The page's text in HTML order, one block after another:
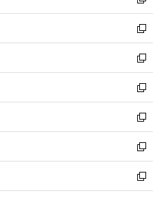
開
く
ウ
で
開
く
ン
ド
ウ
で
開
く
ウ
ィ
ン
ド
ウ
で
開
く
し
い
ウ
ィ
ン
ド
ウ
で
開
く
新
し
い
ウ
ィ
ン
ド
ウ
で
開
く
新
し
い
ウ
ィ
ン
ド
ウ
で
開
新
し
い
ウ
ィ
ン
ド
ウ
新
し
い
ウ
ィ
ン
新
し
い
ウ
新
し